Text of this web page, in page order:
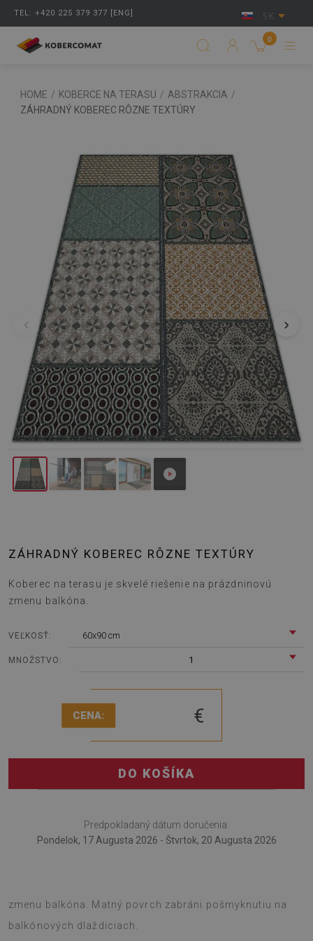
TEL: +420 225 379 377 [ENG] SK
0
HOME / KOBERCE NA TERASU / ABSTRAKCIA /
ZÁHRADNÝ KOBEREC RÔZNE TEXTÚRY
‹ ›
ZÁHRADNÝ KOBEREC RÔZNE TEXTÚRY
Koberec na terasu je skvelé riešenie na prázdninovú
zmenu balkóna.
VEĽKOSŤ: 60x90 cm
MNOŽSTVO: 1
CENA: €
DO KOŠÍKA
Predpokladaný dátum doručenia:
Pondelok, 17 Augusta 2026 - Štvrtok, 20 Augusta 2026
zmenu balkóna. Matný povrch zabráni pošmyknutiu na
balkónových dlaždiciach.